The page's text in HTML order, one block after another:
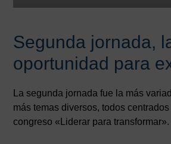
Segunda jornada,
oportunidad para
La segunda jornada fue la más
más temas diversos, todos centrados
congreso «Liderar para transformar».